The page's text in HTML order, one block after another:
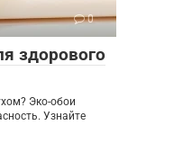
0
здорового
Эко-обои
Узнайте